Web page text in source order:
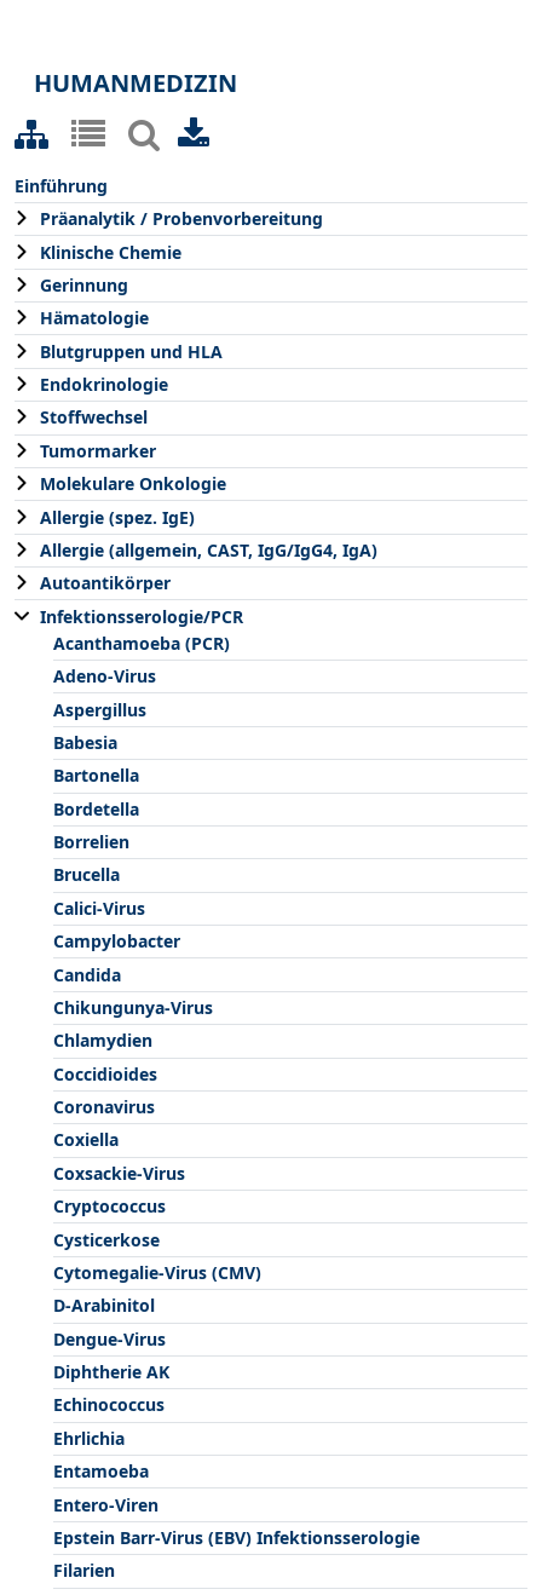
HUMANMEDIZIN
Einführung
Präanalytik / Probenvorbereitung
Klinische Chemie
Gerinnung
Hämatologie
Blutgruppen und HLA
Endokrinologie
Stoffwechsel
Tumormarker
Molekulare Onkologie
Allergie (spez. IgE)
Allergie (allgemein, CAST, IgG/IgG4, IgA)
Autoantikörper
Infektionsserologie/PCR
Acanthamoeba (PCR)
Adeno-Virus
Aspergillus
Babesia
Bartonella
Bordetella
Borrelien
Brucella
Calici-Virus
Campylobacter
Candida
Chikungunya-Virus
Chlamydien
Coccidioides
Coronavirus
Coxiella
Coxsackie-Virus
Cryptococcus
Cysticerkose
Cytomegalie-Virus (CMV)
D-Arabinitol
Dengue-Virus
Diphtherie AK
Echinococcus
Ehrlichia
Entamoeba
Entero-Viren
Epstein Barr-Virus (EBV) Infektionsserologie
Filarien